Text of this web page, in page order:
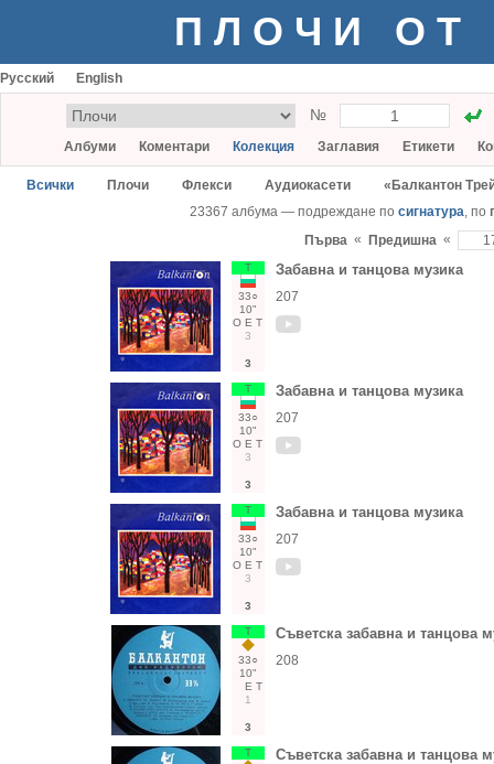
ПЛОЧИ ОТ
Русский English
№
Албуми Коментари Колекция Заглавия Етикети
Всички Плочи Флекси Аудиокасети
«Балкантон
23367 албума — подреждане по сигнатура, по
Първа « Предишна «
Т
33○
10"
О Е Т
3
3
Забавна и танцова музика
207
Т
33○
10"
О Е Т
3
3
Забавна и танцова музика
207
Т
33○
10"
О Е Т
3
3
Забавна и танцова музика
207
Т
33○
10"
Е Т
1
3
Съветска забавна и танцова
208
Т Съветска забавна и танцова